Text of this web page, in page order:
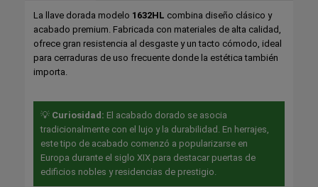
La llave dorada modelo 1632HL combina diseño clásico y
acabado premium. Fabricada con materiales de alta calidad,
ofrece gran resistencia al desgaste y un tacto cómodo, ideal
para cerraduras de uso frecuente donde la estética también
importa.
💡 Curiosidad: El acabado dorado se asocia
tradicionalmente con el lujo y la durabilidad. En herrajes,
este tipo de acabado comenzó a popularizarse en
Europa durante el siglo XIX para destacar puertas de
edificios nobles y residencias de prestigio.